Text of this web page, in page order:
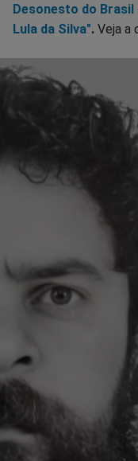
Desonesto do Brasil
Lula da Silva". Veja a